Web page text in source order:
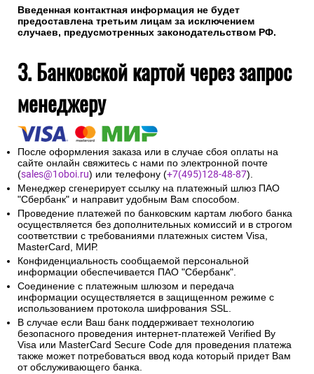
Введенная контактная информация не будет
предоставлена третьим лицам за исключением
случаев, предусмотренных законодательством РФ.
3. Банковской картой через запрос
менеджеру
После оформления заказа или в случае сбоя оплаты на
сайте онлайн свяжитесь с нами по электронной почте
(sales@1oboi.ru) или телефону (+7(495)128-48-87).
Менеджер сгенерирует ссылку на платежный шлюз ПАО
"Сбербанк" и направит удобным Вам способом.
Проведение платежей по банковским картам любого банка
осуществляется без дополнительных комиссий и в строгом
соответствии с требованиями платежных систем Visa,
MasterCard, МИР.
Конфиденциальность сообщаемой персональной
информации обеспечивается ПАО "Сбербанк".
Соединение с платежным шлюзом и передача
информации осуществляется в защищенном режиме с
использованием протокола шифрования SSL.
В случае если Ваш банк поддерживает технологию
безопасного проведения интернет-платежей Verified By
Visa или MasterCard Secure Code для проведения платежа
также может потребоваться ввод кода который придет Вам
от обслуживающего банка.